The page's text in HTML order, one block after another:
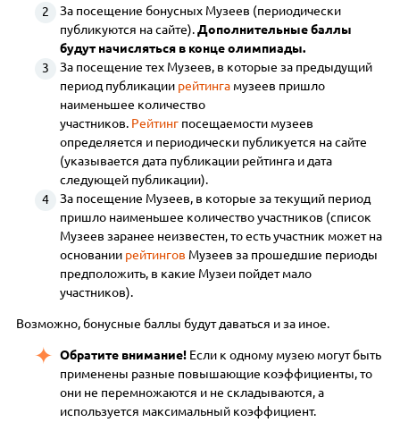
За посещение бонусных Музеев (периодически
публикуются на сайте).Дополнительные баллы
будут начисляться в конце олимпиады.
За посещение тех Музеев, в которые за предыдущий
период публикации рейтинга музеев пришло
наименьшее количество
участников. Рейтинг посещаемости музеев
определяется и периодически публикуется на сайте
(указывается дата публикации рейтинга и дата
следующей публикации).
За посещение Музеев, в которые за текущий период
пришло наименьшее количество участников (список
Музеев заранее неизвестен, то есть участник может на
основании рейтингов Музеев за прошедшие периоды
предположить, в какие Музеи пойдет мало
участников).
Возможно, бонусные баллы будут даваться и за иное.
Обратите внимание! Если к одному музею могут быть
применены разные повышающие коэффициенты, то
они не перемножаются и не складываются, а
используется максимальный коэффициент.